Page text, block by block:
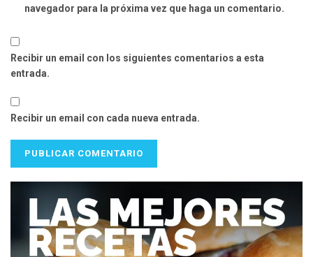
navegador para la próxima vez que haga un comentario.
Recibir un email con los siguientes comentarios a esta
entrada.
Recibir un email con cada nueva entrada.